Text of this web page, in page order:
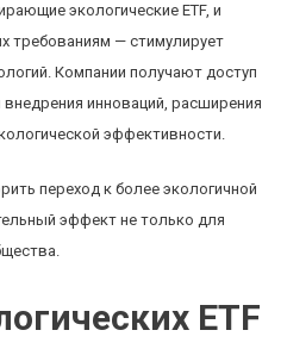
экологические ETF, и
требованиям — стимулирует
Компании получают доступ
инноваций, расширения
эффективности.
переход к более экологичной
эффект не только для
ETF